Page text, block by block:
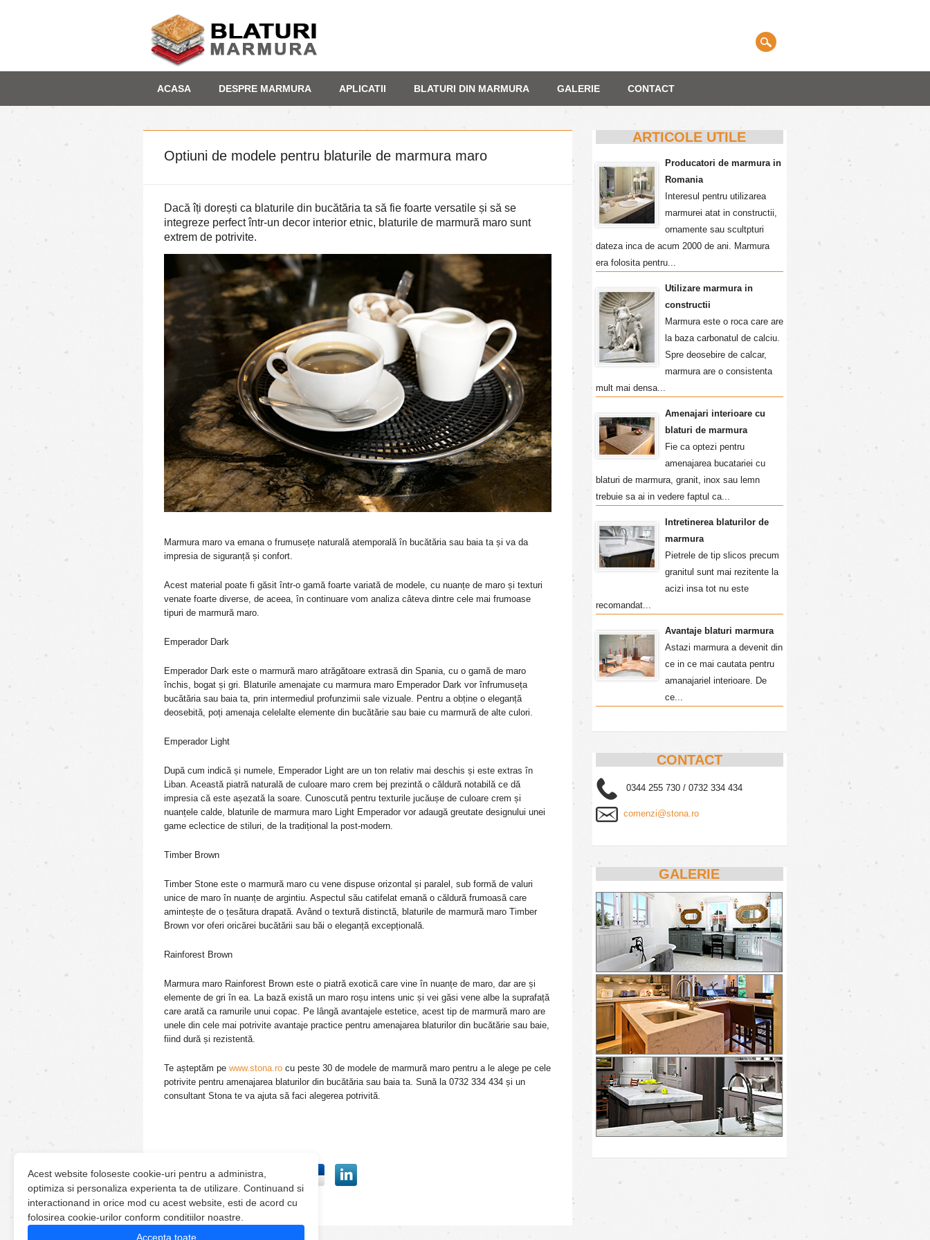
Acest website foloseste cookie-uri pentru a administra,
optimiza si personaliza experienta ta de utilizare. Continuand si
interactionand in orice mod cu acest website, esti de acord cu
folosirea cookie-urilor conform conditiilor noastre.
Accepta toate
content
ACASA DESPRE MARMURA APLICATII BLATURI DIN MARMURA GALERIE CONTACT
Optiuni de modele pentru blaturile de marmura maro
Dacă îți dorești ca blaturile din bucătăria ta să fie foarte versatile și să se
integreze perfect într-un decor interior etnic, blaturile de marmură maro sunt
extrem de potrivite.
Marmura maro va emana o frumusețe naturală atemporală în bucătăria sau baia ta și va da
impresia de siguranță și confort.
Acest material poate fi găsit într-o gamă foarte variată de modele, cu nuanțe de maro și texturi
venate foarte diverse, de aceea, în continuare vom analiza câteva dintre cele mai frumoase
tipuri de marmură maro.
Emperador Dark
Emperador Dark este o marmură maro atrăgătoare extrasă din Spania, cu o gamă de maro
închis, bogat și gri. Blaturile amenajate cu marmura maro Emperador Dark vor înfrumuseța
bucătăria sau baia ta, prin intermediul profunzimii sale vizuale. Pentru a obține o eleganță
deosebită, poți amenaja celelalte elemente din bucătărie sau baie cu marmură de alte culori.
Emperador Light
După cum indică și numele, Emperador Light are un ton relativ mai deschis și este extras în
Liban. Această piatră naturală de culoare maro crem bej prezintă o căldură notabilă ce dă
impresia că este așezată la soare. Cunoscută pentru texturile jucăușe de culoare crem și
nuanțele calde, blaturile de marmura maro Light Emperador vor adaugă greutate designului unei
game eclectice de stiluri, de la tradițional la post-modern.
Timber Brown
Timber Stone este o marmură maro cu vene dispuse orizontal și paralel, sub formă de valuri
unice de maro în nuanțe de argintiu. Aspectul său catifelat emană o căldură frumoasă care
amintește de o țesătura drapată. Având o textură distinctă, blaturile de marmură maro Timber
Brown vor oferi oricărei bucătării sau băi o eleganță excepțională.
Rainforest Brown
Marmura maro Rainforest Brown este o piatră exotică care vine în nuanțe de maro, dar are și
elemente de gri în ea. La bază există un maro roșu intens unic și vei găsi vene albe la suprafață
care arată ca ramurile unui copac. Pe lângă avantajele estetice, acest tip de marmură maro are
unele din cele mai potrivite avantaje practice pentru amenajarea blaturilor din bucătărie sau baie,
fiind dură și rezistentă.
Te așteptăm pe www.stona.ro cu peste 30 de modele de marmură maro pentru a le alege pe cele
potrivite pentru amenajarea blaturilor din bucătăria sau baia ta. Sună la 0732 334 434 și un
consultant Stona te va ajuta să faci alegerea potrivită.
ARTICOLE UTILE
Producatori de marmura in
Romania
Interesul pentru utilizarea
marmurei atat in constructii,
ornamente sau scultpturi
dateza inca de acum 2000 de ani. Marmura
era folosita pentru...
Utilizare marmura in
constructii
Marmura este o roca care are
la baza carbonatul de calciu.
Spre deosebire de calcar,
marmura are o consistenta
mult mai densa...
Amenajari interioare cu
blaturi de marmura
Fie ca optezi pentru
amenajarea bucatariei cu
blaturi de marmura, granit, inox sau lemn
trebuie sa ai in vedere faptul ca...
Intretinerea blaturilor de
marmura
Pietrele de tip slicos precum
granitul sunt mai rezitente la
acizi insa tot nu este
recomandat...
Avantaje blaturi marmura
Astazi marmura a devenit din
ce in ce mai cautata pentru
amanajariel interioare. De
ce...
CONTACT
0344 255 730 / 0732 334 434
comenzi@stona.ro
GALERIE